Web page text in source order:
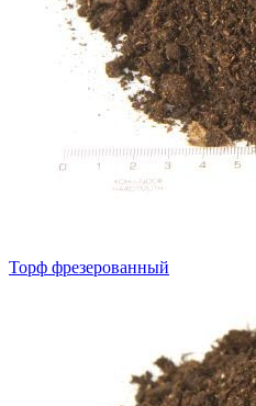
Торф фрезерованный